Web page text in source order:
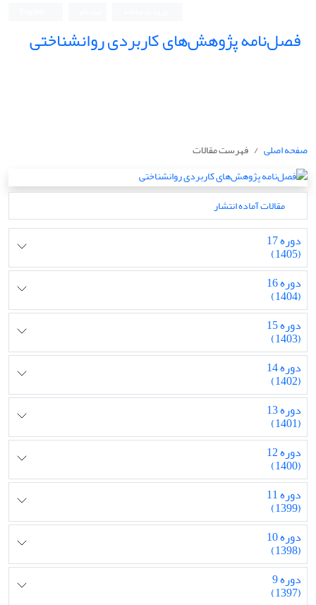
فصل‌نامه پژوهش‌های کاربردی روانشناختی
صفحه اصلی فهرست مقالات
مقالات آماده انتشار
دوره 17
(1405)
دوره 16
(1404)
دوره 15
(1403)
دوره 14
(1402)
دوره 13
(1401)
دوره 12
(1400)
دوره 11
(1399)
دوره 10
(1398)
دوره 9
(1397)